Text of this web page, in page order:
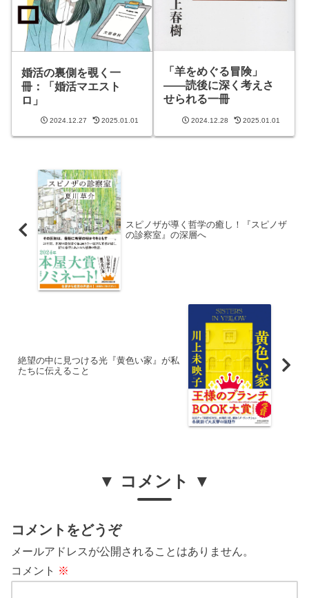
婚活の裏側を覗く一
冊：「婚活マエスト
ロ」
2024.12.27 2025.01.01
「羊をめぐる冒険」
――読後に深く考えさ
せられる一冊
2024.12.28 2025.01.01
スピノザが導く哲学の癒し！『スピノザ
の診察室』の深層へ
絶望の中に見つける光『黄色い家』が私
たちに伝えること
▼ コメント ▼
コメントをどうぞ
メールアドレスが公開されることはありません。
コメント ※